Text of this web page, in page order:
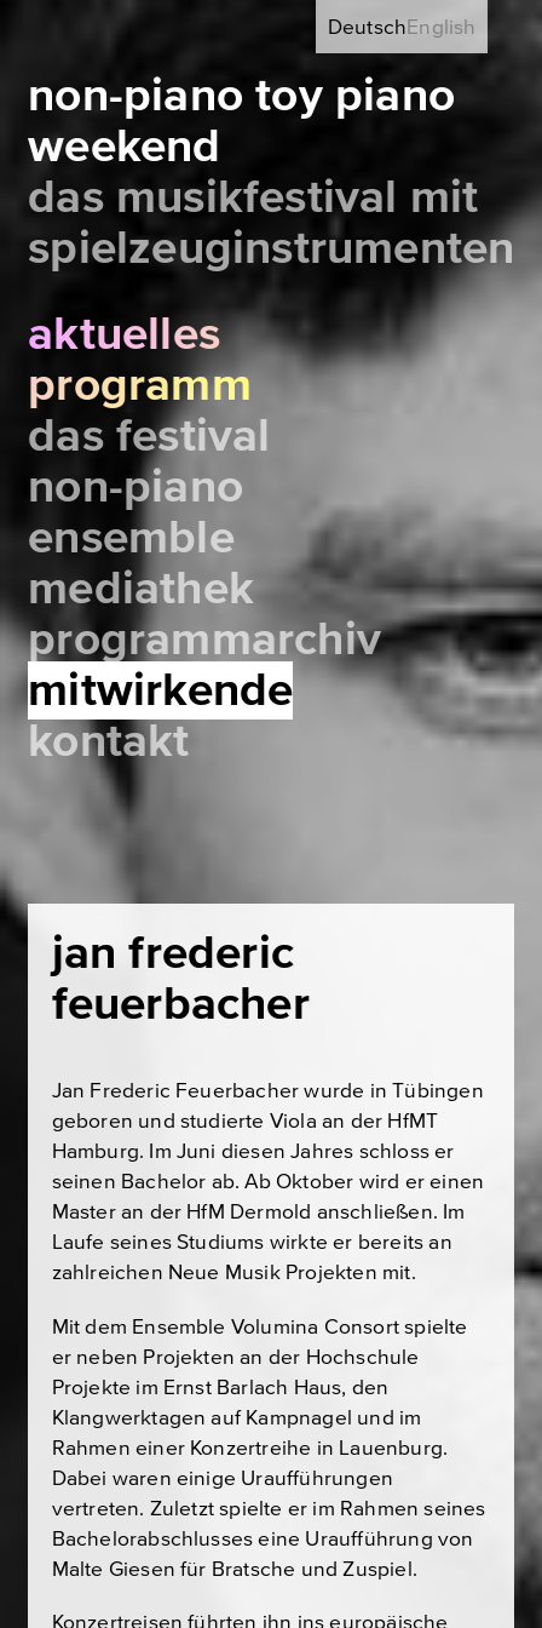
non-piano toy piano
weekend
das musikfestival mit
spielzeuginstrumenten
DeutschEnglish
aktuelles
programm
das festival
non-piano
ensemble
mediathek
programmarchiv
mitwirkende
kontakt
jan frederic
feuerbacher
Jan Frederic Feuerbacherwurde in Tübingen
geboren und studierte Viola an der HfMT
Hamburg. Im Juni diesen Jahres schloss er
seinen Bachelor ab. Ab Oktober wird er einen
Master an der HfM Dermold anschließen. Im
Laufe seines Studiums wirkte er bereits an
zahlreichen Neue Musik Projekten mit.
Mit dem Ensemble Volumina Consort spielte
er neben Projekten an der Hochschule
Projekte im Ernst Barlach Haus, den
Klangwerktagen auf Kampnagel und im
Rahmen einer Konzertreihe in Lauenburg.
Dabei waren einige Uraufführungen
vertreten. Zuletzt spielte er im Rahmen seines
Bachelorabschlusses eine Uraufführung von
Malte Giesen für Bratsche und Zuspiel.
Konzertreisen führten ihn ins europäische